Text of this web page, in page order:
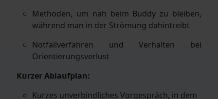
Methoden, um nah beim Buddy zu bleiben,
während man in der Strömung dahintreibt
Notfallverfahren und Verhalten bei
Orientierungsverlust
Kurzer Ablaufplan:
Kurzes unverbindliches Vorgespräch, in dem